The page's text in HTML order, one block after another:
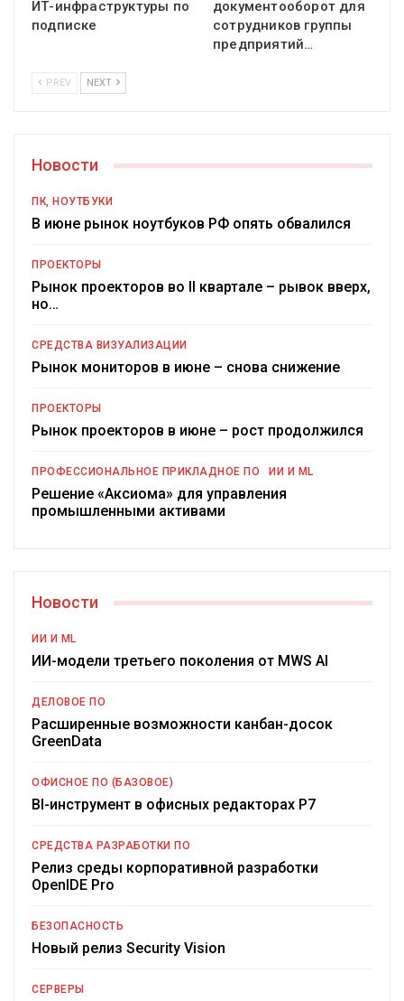
ИТ-инфраструктуры по
подписке
документооборот для
сотрудников группы
предприятий…
PREV NEXT
Новости
ПК, НОУТБУКИ
В июне рынок ноутбуков РФ опять обвалился
ПРОЕКТОРЫ
Рынок проекторов во II квартале – рывок вверх,
но…
СРЕДСТВА ВИЗУАЛИЗАЦИИ
Рынок мониторов в июне – снова снижение
ПРОЕКТОРЫ
Рынок проекторов в июне – рост продолжился
ПРОФЕССИОНАЛЬНОЕ ПРИКЛАДНОЕ ПО ИИ И ML
Решение «Аксиома» для управления
промышленными активами
Новости
ИИ И ML
ИИ-модели третьего поколения от MWS AI
ДЕЛОВОЕ ПО
Расширенные возможности канбан-досок
GreenData
ОФИСНОЕ ПО (БАЗОВОЕ)
BI-инструмент в офисных редакторах Р7
СРЕДСТВА РАЗРАБОТКИ ПО
Релиз среды корпоративной разработки
OpenIDE Pro
БЕЗОПАСНОСТЬ
Новый релиз Security Vision
СЕРВЕРЫ